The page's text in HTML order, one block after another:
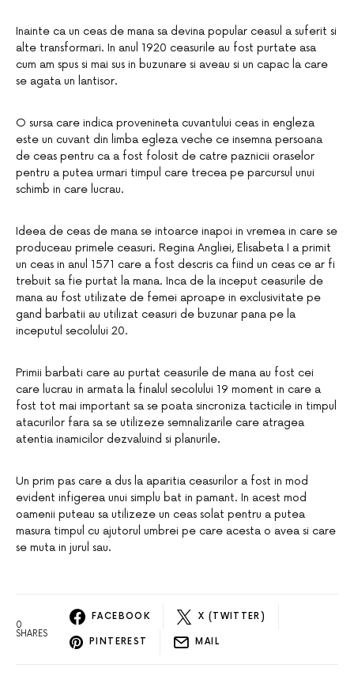
Inainte ca un ceas de mana sa devina popular ceasul a suferit si
alte transformari. In anul 1920 ceasurile au fost purtate asa
cum am spus si mai sus in buzunare si aveau si un capac la care
se agata un lantisor.
O sursa care indica provenineta cuvantului ceas in engleza
este un cuvant din limba egleza veche ce insemna persoana
de ceas pentru ca a fost folosit de catre paznicii oraselor
pentru a putea urmari timpul care trecea pe parcursul unui
schimb in care lucrau.
Ideea de ceas de mana se intoarce inapoi in vremea in care se
produceau primele ceasuri. Regina Angliei, Elisabeta I a primit
un ceas in anul 1571 care a fost descris ca fiind un ceas ce ar fi
trebuit sa fie purtat la mana. Inca de la inceput ceasurile de
mana au fost utilizate de femei aproape in exclusivitate pe
gand barbatii au utilizat ceasuri de buzunar pana pe la
inceputul secolului 20.
Primii barbati care au purtat ceasurile de mana au fost cei
care lucrau in armata la finalul secolului 19 moment in care a
fost tot mai important sa se poata sincroniza tacticile in timpul
atacurilor fara sa se utilizeze semnalizarile care atragea
atentia inamicilor dezvaluind si planurile.
Un prim pas care a dus la aparitia ceasurilor a fost in mod
evident infigerea unui simplu bat in pamant. In acest mod
oamenii puteau sa utilizeze un ceas solat pentru a putea
masura timpul cu ajutorul umbrei pe care acesta o avea si care
se muta in jurul sau.
0
SHARES
FACEBOOK X (TWITTER)
PINTEREST MAIL